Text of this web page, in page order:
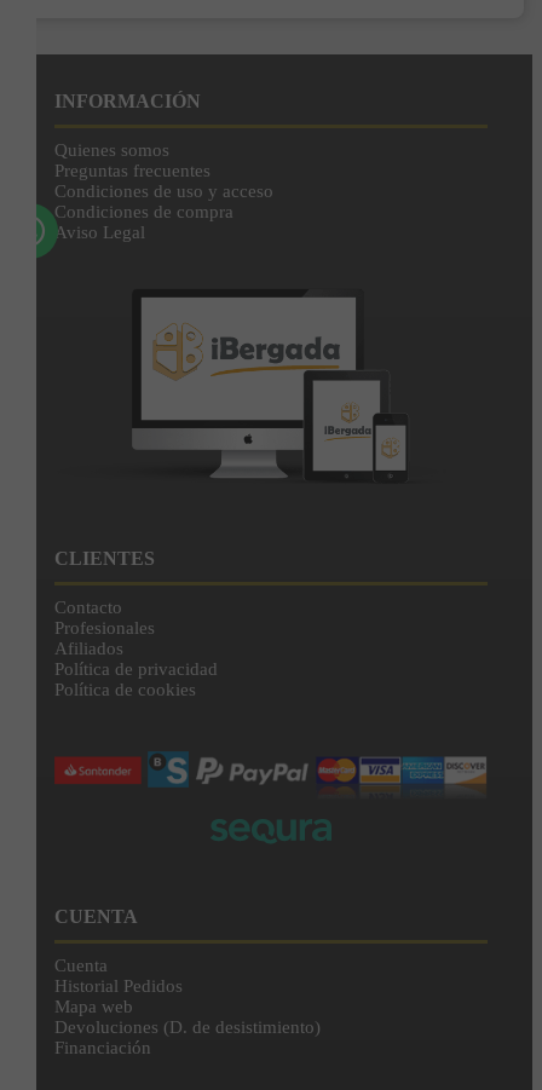
Política de Privacidad para más información.
INFORMACIÓN
Quienes somos
Preguntas frecuentes
Condiciones de uso y acceso
Condiciones de compra
Aviso Legal
CLIENTES
Contacto
Profesionales
Afiliados
Política de privacidad
Política de cookies
CUENTA
Cuenta
Historial Pedidos
Mapa web
Devoluciones (D. de desistimiento)
Financiación